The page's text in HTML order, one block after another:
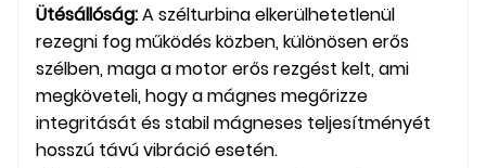
Ütésállóság:A szélturbina elkerülhetetlenül
rezegni fog működés közben, különösen erős
szélben, maga a motor erős rezgést kelt, ami
megköveteli, hogy a mágnes megőrizze
integritását és stabil mágneses teljesítményét
hosszú távú vibráció esetén.